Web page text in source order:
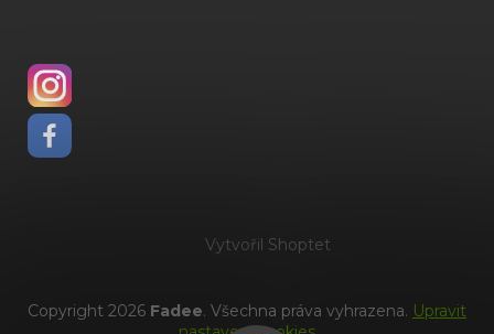
Vytvořil Shoptet
Copyright 2026 Fadee. Všechna práva vyhrazena. Upravit